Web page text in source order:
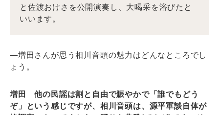
と佐渡おけさを公開演奏し、大喝采を浴びたと
いいます。
―増田さんが思う相川音頭の魅力はどんなところでし
ょう。
増田 他の民謡は割と自由で賑やかで「誰でもどう
ぞ」という感じですが、相川音頭は、源平軍談自体が